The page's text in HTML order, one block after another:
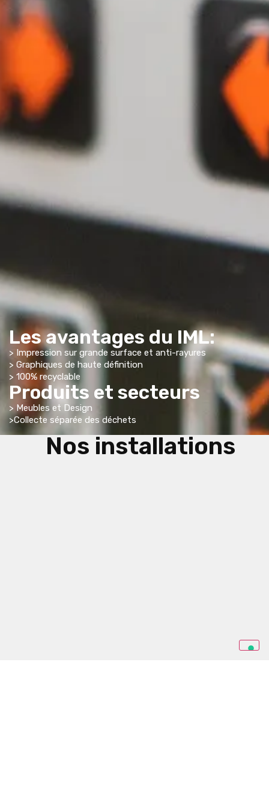
Les avantages du IML:
> Impression sur grande surface et anti-rayures
> Graphiques de haute définition
> 100% recyclable
Produits et secteurs
> Meubles et Design
>Collecte séparée des déchets
Nos installations